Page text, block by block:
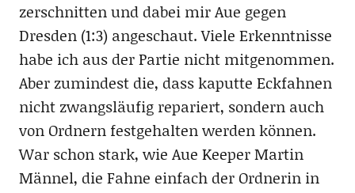
zerschnitten und dabei mir Aue gegen
Dresden (1:3) angeschaut. Viele Erkenntnisse
habe ich aus der Partie nicht mitgenommen.
Aber zumindest die, dass kaputte Eckfahnen
nicht zwangsläufig repariert, sondern auch
von Ordnern festgehalten werden können.
War schon stark, wie Aue Keeper Martin
Männel, die Fahne einfach der Ordnerin in